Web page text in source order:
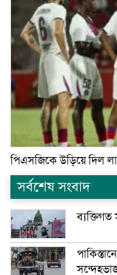
পিএসজিকে উড়িয়ে দিল লা
সর্বশেষ সংবাদ
ব্যক্তিগত